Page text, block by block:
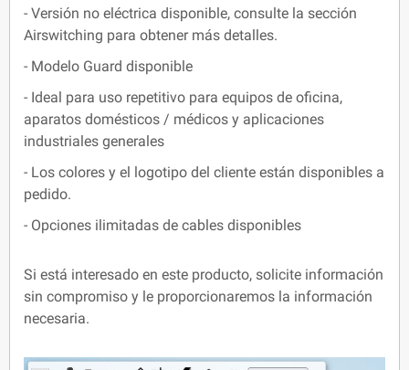
- Versión no eléctrica disponible, consulte la sección
Airswitching para obtener más detalles.
- Modelo Guard disponible
- Ideal para uso repetitivo para equipos de oficina,
aparatos domésticos / médicos y aplicaciones
industriales generales
- Los colores y el logotipo del cliente están disponibles a
pedido.
- Opciones ilimitadas de cables disponibles
Si está interesado en este producto, solicite información
sin compromiso y le proporcionaremos la información
necesaria.